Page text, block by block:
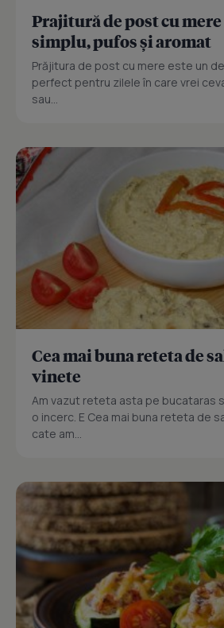
Prajitură de post cu
simplu, pufos și aromat
Prăjitura de post cu mere este un
perfect pentru zilele în care vrei
sau...
Cea mai buna reteta de
vinete
Am vazut reteta asta pe bucataras
o incerc. E Cea mai buna reteta de
cate am...